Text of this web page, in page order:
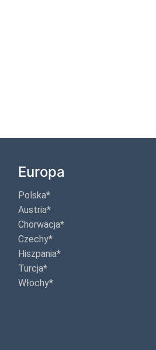
Europa
Polska*
Austria*
Chorwacja*
Czechy*
Hiszpania*
Turcja*
Włochy*